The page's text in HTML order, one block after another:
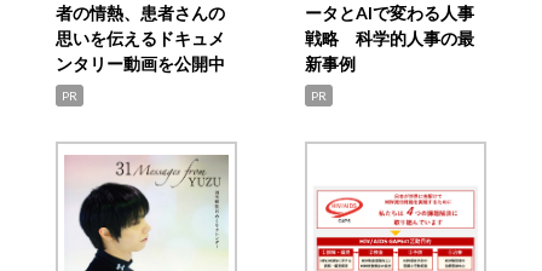
者の情熱、患者さんの
思いを伝えるドキュメ
ンタリー動画を公開中
PR
ータとAIで変わる人事
戦略 科学的人事の最
新事例
PR